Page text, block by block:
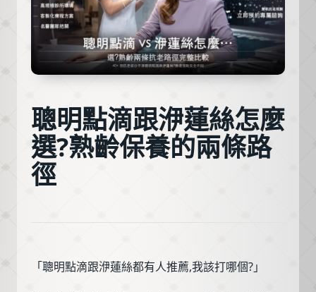
聰明點滴跟洢蓮絲怎麼
選?熟齡保養的兩條路
徑
「聰明點滴跟洢蓮絲都有人推薦,我該打哪個?」